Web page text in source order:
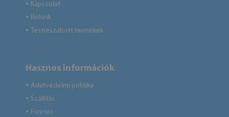
● Kapcsolat
● Rólunk
● Testreszabott termékek
Hasznos információk
● Adatvédelmi politika
● Szállítás
● Fizetés